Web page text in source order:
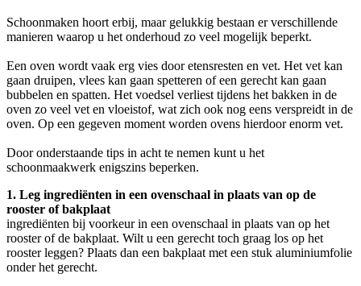
Schoonmaken hoort erbij, maar gelukkig bestaan er verschillende
manieren waarop u het onderhoud zo veel mogelijk beperkt.
Een oven wordt vaak erg vies door etensresten en vet. Het vet kan
gaan druipen, vlees kan gaan spetteren of een gerecht kan gaan
bubbelen en spatten. Het voedsel verliest tijdens het bakken in de
oven zo veel vet en vloeistof, wat zich ook nog eens verspreidt in de
oven. Op een gegeven moment worden ovens hierdoor enorm vet.
Door onderstaande tips in acht te nemen kunt u het
schoonmaakwerk enigszins beperken.
1. Leg ingrediënten in een ovenschaal in plaats van op de
rooster of bakplaat
ingrediënten bij voorkeur in een ovenschaal in plaats van op het
rooster of de bakplaat. Wilt u een gerecht toch graag los op het
rooster leggen? Plaats dan een bakplaat met een stuk aluminiumfolie
onder het gerecht.